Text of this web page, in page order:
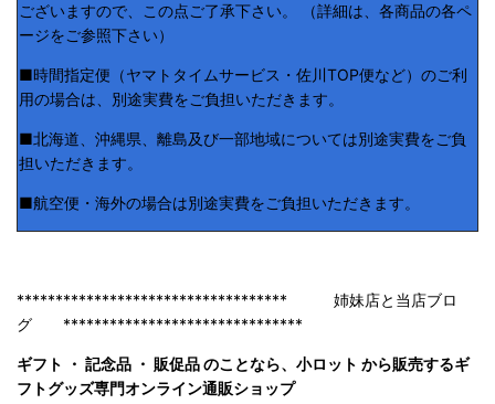
ございますので、この点ご了承下さい。 （詳細は、各商品の各ペ
ージをご参照下さい）
■時間指定便（ヤマトタイムサービス・佐川TOP便など）のご利
用の場合は、別途実費をご負担いただきます。
■北海道、沖縄県、離島及び一部地域については別途実費をご負
担いただきます。
■航空便・海外の場合は別途実費をご負担いただきます。
*********************************** 姉妹店と当店ブロ
グ *******************************
ギフト ・ 記念品 ・ 販促品 のことなら、小ロット から販売するギ
フトグッズ専門オンライン通販ショップ